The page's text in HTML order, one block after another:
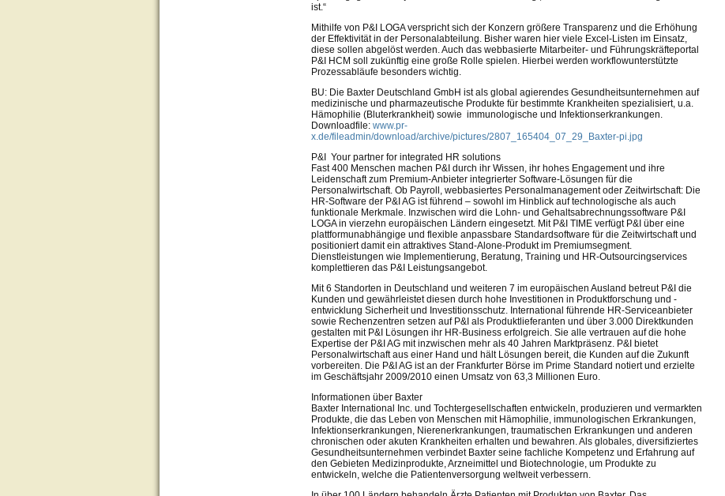
ist.“
Mithilfe von P&I LOGA verspricht sich der Konzern größere Transparenz und die Erhöhung
der Effektivität in der Personalabteilung. Bisher waren hier viele Excel-Listen im Einsatz,
diese sollen abgelöst werden. Auch das webbasierte Mitarbeiter- und Führungskräfteportal
P&I HCM soll zukünftig eine große Rolle spielen. Hierbei werden workflowunterstützte
Prozessabläufe besonders wichtig.
BU: Die Baxter Deutschland GmbH ist als global agierendes Gesundheitsunternehmen auf
medizinische und pharmazeutische Produkte für bestimmte Krankheiten spezialisiert, u.a.
Hämophilie (Bluterkrankheit) sowie immunologische und Infektionserkrankungen.
Downloadfile: www.pr-
x.de/fileadmin/download/archive/pictures/2807_165404_07_29_Baxter-pi.jpg
P&I Your partner for integrated HR solutions
Fast 400 Menschen machen P&I durch ihr Wissen, ihr hohes Engagement und ihre
Leidenschaft zum Premium-Anbieter integrierter Software-Lösungen für die
Personalwirtschaft. Ob Payroll, webbasiertes Personalmanagement oder Zeitwirtschaft: Die
HR-Software der P&I AG ist führend – sowohl im Hinblick auf technologische als auch
funktionale Merkmale. Inzwischen wird die Lohn- und Gehaltsabrechnungssoftware P&I
LOGA in vierzehn europäischen Ländern eingesetzt. Mit P&I TIME verfügt P&I über eine
plattformunabhängige und flexible anpassbare Standardsoftware für die Zeitwirtschaft und
positioniert damit ein attraktives Stand-Alone-Produkt im Premiumsegment.
Dienstleistungen wie Implementierung, Beratung, Training und HR-Outsourcingservices
komplettieren das P&I Leistungsangebot.
Mit 6 Standorten in Deutschland und weiteren 7 im europäischen Ausland betreut P&I die
Kunden und gewährleistet diesen durch hohe Investitionen in Produktforschung und -
entwicklung Sicherheit und Investitionsschutz. International führende HR-Serviceanbieter
sowie Rechenzentren setzen auf P&I als Produktlieferanten und über 3.000 Direktkunden
gestalten mit P&I Lösungen ihr HR-Business erfolgreich. Sie alle vertrauen auf die hohe
Expertise der P&I AG mit inzwischen mehr als 40 Jahren Marktpräsenz. P&I bietet
Personalwirtschaft aus einer Hand und hält Lösungen bereit, die Kunden auf die Zukunft
vorbereiten. Die P&I AG ist an der Frankfurter Börse im Prime Standard notiert und erzielte
im Geschäftsjahr 2009/2010 einen Umsatz von 63,3 Millionen Euro.
Informationen über Baxter
Baxter International Inc. und Tochtergesellschaften entwickeln, produzieren und vermarkten
Produkte, die das Leben von Menschen mit Hämophilie, immunologischen Erkrankungen,
Infektionserkrankungen, Nierenerkrankungen, traumatischen Erkrankungen und anderen
chronischen oder akuten Krankheiten erhalten und bewahren. Als globales, diversifiziertes
Gesundheitsunternehmen verbindet Baxter seine fachliche Kompetenz und Erfahrung auf
den Gebieten Medizinprodukte, Arzneimittel und Biotechnologie, um Produkte zu
entwickeln, welche die Patientenversorgung weltweit verbessern.